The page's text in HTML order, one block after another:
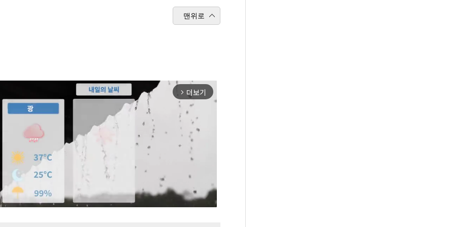
맨위로
arrow_forward_ios 더보기